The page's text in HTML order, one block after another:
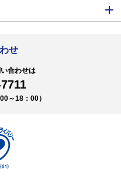
せ
合わせは
～18：00）